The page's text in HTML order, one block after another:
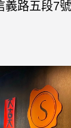
義路五段7